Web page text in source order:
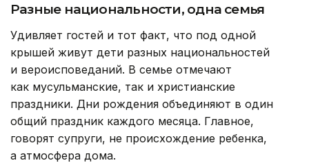
Разные национальности, одна семья
Удивляет гостей и тот факт, что под одной
крышей живут дети разных национальностей
и вероисповеданий. В семье отмечают
как мусульманские, так и христианские
праздники. Дни рождения объединяют в один
общий праздник каждого месяца. Главное,
говорят супруги, не происхождение ребенка,
а атмосфера дома.